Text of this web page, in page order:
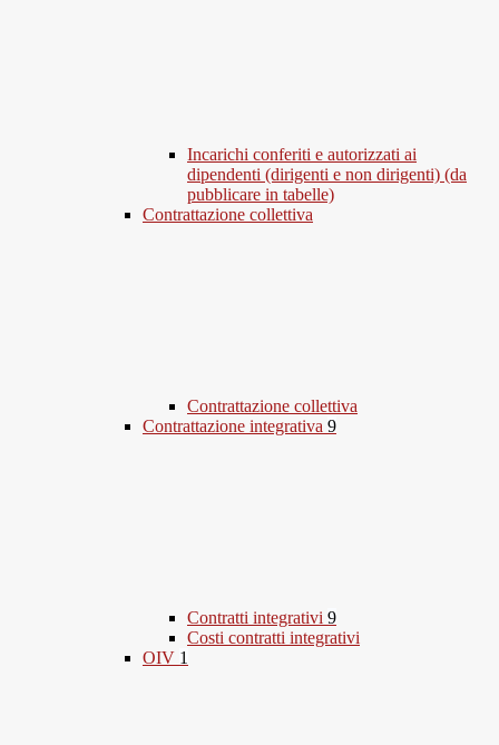
Incarichi conferiti e autorizzati ai
dipendenti (dirigenti e non dirigenti) (da
pubblicare in tabelle)
Contrattazione collettiva
Contrattazione collettiva
Contrattazione integrativa 9
Contratti integrativi 9
Costi contratti integrativi
OIV 1